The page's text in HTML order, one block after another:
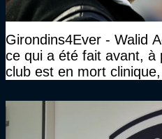
Girondins4Ever - Walid
ce qui a été fait avant, à
club est en mort